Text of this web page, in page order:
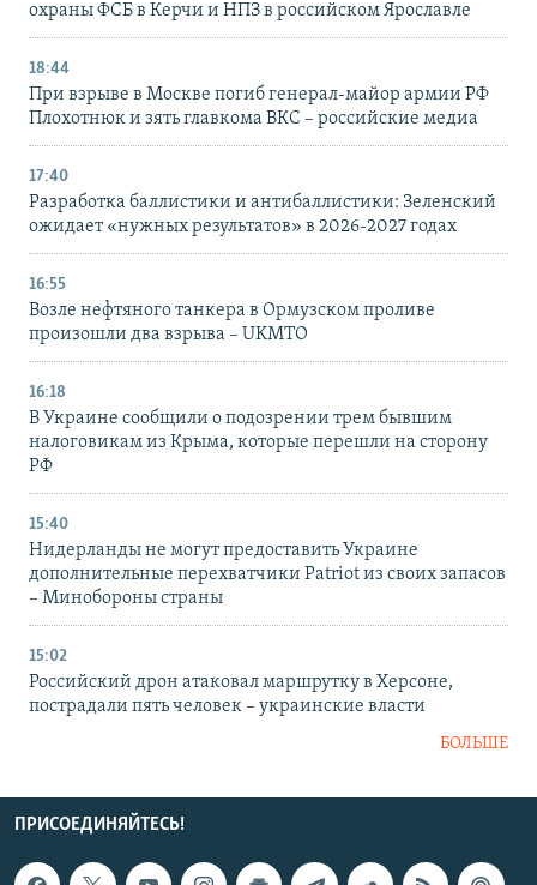
охраны ФСБ в Керчи и НПЗ в российском Ярославле
18:44
При взрыве в Москве погиб генерал-майор армии РФ
Плохотнюк и зять главкома ВКС – российские медиа
17:40
Разработка баллистики и антибаллистики: Зеленский
ожидает «нужных результатов» в 2026-2027 годах
16:55
Возле нефтяного танкера в Ормузском проливе
произошли два взрыва – UKMTO
16:18
В Украине сообщили о подозрении трем бывшим
налоговикам из Крыма, которые перешли на сторону
РФ
15:40
Нидерланды не могут предоставить Украине
дополнительные перехватчики Patriot из своих запасов
– Минобороны страны
15:02
Российский дрон атаковал маршрутку в Херсоне,
пострадали пять человек – украинские власти
БОЛЬШЕ
ПРИСОЕДИНЯЙТЕСЬ!